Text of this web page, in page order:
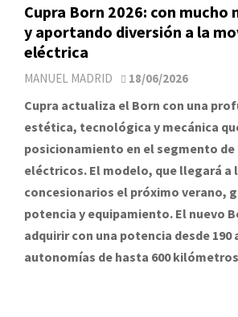
Cupra Born 2026: con mucho
y aportando diversión a la
eléctrica
MANUEL MADRID 18/06/2026
Cupra actualiza el Born con una
estética, tecnológica y mecánica
posicionamiento en el segmento
eléctricos. El modelo, que llegará a
concesionarios el próximo verano,
potencia y equipamiento. El nuevo
adquirir con una potencia desde 190
autonomías de hasta 600